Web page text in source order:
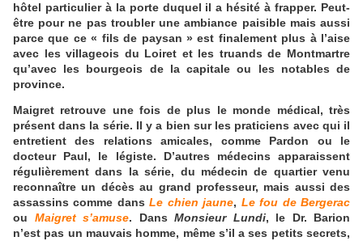
hôtel particulier à la porte duquel il a hésité à frapper. Peut-
être pour ne pas troubler une ambiance paisible mais aussi
parce que ce « fils de paysan » est finalement plus à l’aise
avec les villageois du Loiret et les truands de Montmartre
qu’avec les bourgeois de la capitale ou les notables de
province.
Maigret retrouve une fois de plus le monde médical, très
présent dans la série. Il y a bien sur les praticiens avec qui il
entretient des relations amicales, comme Pardon ou le
docteur Paul, le légiste. D’autres médecins apparaissent
régulièrement dans la série, du médecin de quartier venu
reconnaître un décès au grand professeur, mais aussi des
assassins comme dansLe chien jaune, Le fou de Bergerac
ou Maigret s’amuse. Dans Monsieur Lundi, le Dr. Barion
n’est pas un mauvais homme, même s’il a ses petits secrets,